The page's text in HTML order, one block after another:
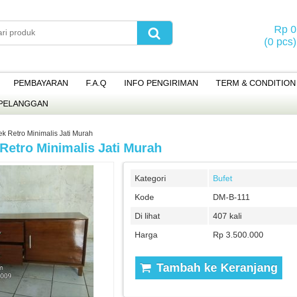
Rp 0
(0 pcs)
PEMBAYARAN F.A.Q INFO PENGIRIMAN TERM & CONDITION
Retro Minimalis Jati Murah
Minimalis Jati Murah
Kategori
Bufet
Kode
DM-B-111
Di lihat
407 kali
Harga
Rp 3.500.000
Tambah ke Keranjang